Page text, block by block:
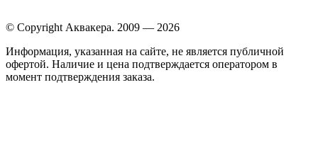
© Copyright Аквакера. 2009 — 2026
Информация, указанная на сайте, не является публичной
офертой. Наличие и цена подтверждается оператором в
момент подтверждения заказа.